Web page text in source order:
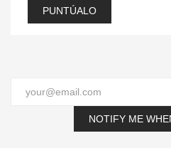
PUNTÚALO
NOTIFY ME